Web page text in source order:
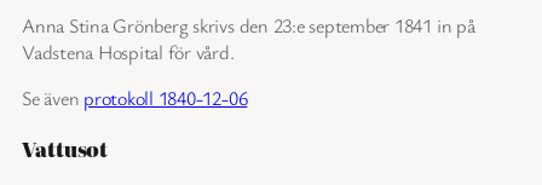
Anna Stina Grönberg skrivs den 23:e september 1841 in på
Vadstena Hospital för vård.
Se även protokoll 1840-12-06
Vattusot